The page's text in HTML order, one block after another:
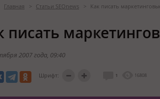
Главная > Статьи SEOnews > Как писать
писать
2007 года , 09:40
Шрифт: 1 16808